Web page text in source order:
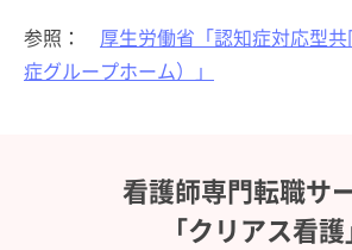
参照： 厚生労働省「認知症対応型
症グループホーム）」
看護師専門転職サ
「クリアス看護